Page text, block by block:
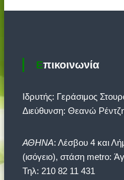
Επικοινωνία
Ιδρυτής: Γεράσιμος
Διεύθυνση: Θεανώ
ΑΘΗΝΑ: Λέσβου 4 και
(ισόγειο), στάση metro:
Τηλ: 210 82 11 431